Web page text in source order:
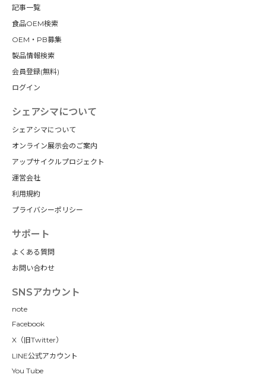
記事一覧
食品OEM検索
OEM・PB募集
製品情報検索
会員登録(無料)
ログイン
シェアシマについて
シェアシマについて
オンライン展示会のご案内
アップサイクルプロジェクト
運営会社
利用規約
プライバシーポリシー
サポート
よくある質問
お問い合わせ
SNSアカウント
note
Facebook
X（旧Twitter）
LINE公式アカウント
You Tube